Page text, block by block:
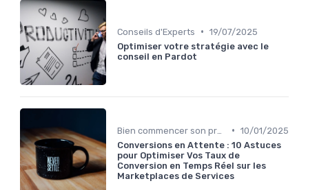
Conseils d'Experts • 19/07/2025
Optimiser votre stratégie avec le
conseil en Pardot
• 10/01/2025
Conversions en Attente : 10 Astuces
pour Optimiser Vos Taux de
Conversion en Temps Réel sur les
Marketplaces de Services